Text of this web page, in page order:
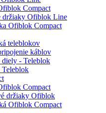
Compact
držiaky Ofiblok Line
Ofiblok Compact
teleblokov
káblov
diely - Teleblok
Teleblok
Compact
držiaky Ofiblok
Ofiblok Compact